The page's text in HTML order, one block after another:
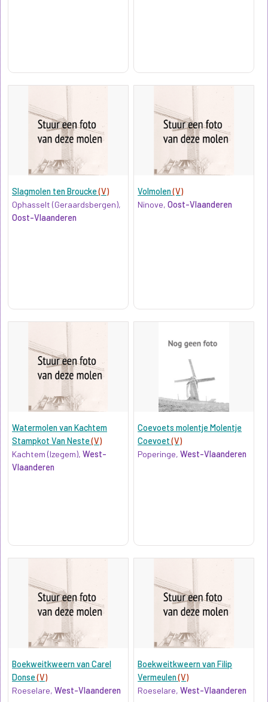
Slagmolen ten Broucke(V)
Ophasselt (Geraardsbergen),
Oost-Vlaanderen
Volmolen(V)
Ninove,Oost-Vlaanderen
Watermolen van Kachtem
Stampkot Van Neste(V)
Kachtem (Izegem), West-
Vlaanderen
Coevoets molentje Molentje
Coevoet(V)
Poperinge,West-Vlaanderen
Boekweitkweern van Carel
Donse(V)
Roeselare, West-Vlaanderen
Boekweitkweern van Filip
Vermeulen(V)
Roeselare,West-Vlaanderen